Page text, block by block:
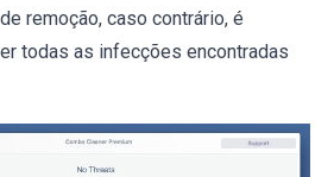
remoção, caso contrário, é
todas as infecções encontradas